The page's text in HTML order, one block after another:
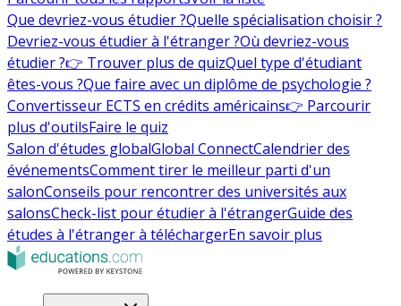
Que devriez-vous étudier ?Quelle spécialisation choisir ?
Devriez-vous étudier à l'étranger ?Où devriez-vous
étudier ?👉 Trouver plus de quizQuel type d'étudiant
êtes-vous ?Que faire avec un diplôme de psychologie ?
Convertisseur ECTS en crédits américains👉 Parcourir
plus d'outilsFaire le quiz
Salon d'études globalGlobal ConnectCalendrier des
événementsComment tirer le meilleur parti d'un
salonConseils pour rencontrer des universités aux
salonsCheck-list pour étudier à l'étrangerGuide des
études à l'étranger à téléchargerEn savoir plus